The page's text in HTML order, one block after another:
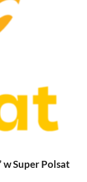
Super Polsat